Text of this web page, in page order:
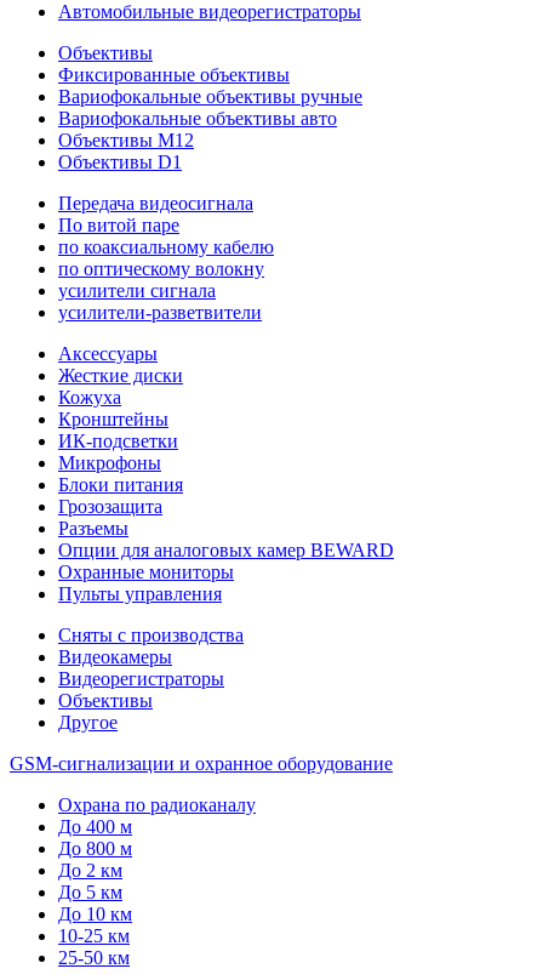
Автомобильные видеорегистраторы
Объективы
Фиксированные объективы
Вариофокальные объективы ручные
Вариофокальные объективы авто
Объективы M12
Объективы D1
Передача видеосигнала
По витой паре
по коаксиальному кабелю
по оптическому волокну
усилители сигнала
усилители-разветвители
Аксессуары
Жесткие диски
Кожуха
Кронштейны
ИК-подсветки
Микрофоны
Блоки питания
Грозозащита
Разъемы
Опции для аналоговых камер BEWARD
Охранные мониторы
Пульты управления
Сняты с производства
Видеокамеры
Видеорегистраторы
Объективы
Другое
GSM-сигнализации и охранное оборудование
Охрана по радиоканалу
До 400 м
До 800 м
До 2 км
До 5 км
До 10 км
10-25 км
25-50 км